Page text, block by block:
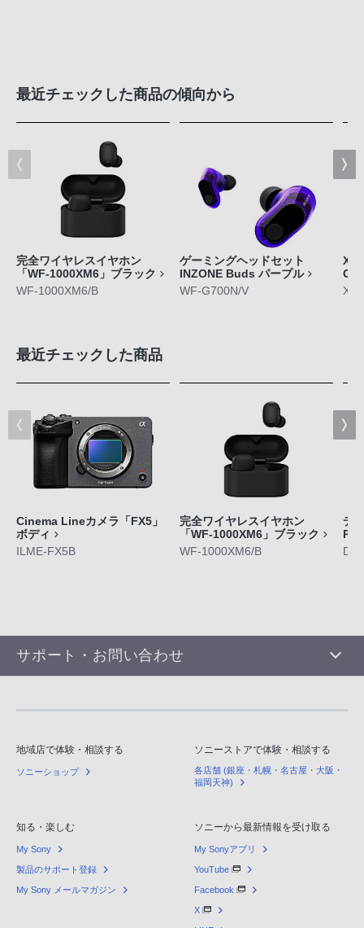
最近チェックした商品の傾向から
完全ワイヤレスイヤホン
「WF-1000XM6」ブラック
WF-1000XM6/B
ゲーミングヘッドセット
INZONE Buds パープル
WF-G700N/V
最近チェックした商品
Cinema Lineカメラ「FX5」
ボディ
ILME-FX5B
完全ワイヤレスイヤホン
「WF-1000XM6」ブラック
WF-1000XM6/B
デ
サポート・お問い合わせ
地域店で体験・相談する
ソニーショップ
ソニーストアで体験・相談する
各店舗 (銀座・札幌・名古屋・大阪・
福岡天神)
知る・楽しむ
My Sony
製品のサポート登録
My Sony メールマガジン
ソニーから最新情報を受け取る
My Sonyアプリ
YouTube
Facebook
X